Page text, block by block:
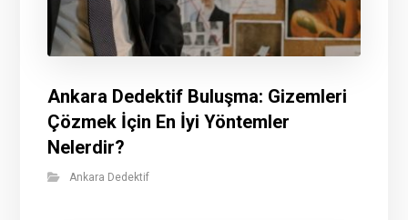
Ankara Dedektif Buluşma: Gizemleri
Çözmek İçin En İyi Yöntemler
Nelerdir?
Ankara Dedektif